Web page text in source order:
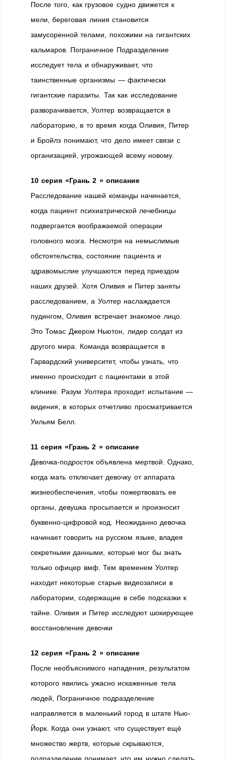
После того, как грузовое судно движется к
мели, береговая линия становится
замусоренной телами, похожими на гигантских
кальмаров. Пограничное Подразделение
исследует тела и обнаруживает, что
таинственные организмы — фактически
гигантские паразиты. Так как исследование
разворачивается, Уолтер возвращается в
лабораторию, в то время когда Оливия, Питер
и Бройлз понимают, что дело имеет связи с
организацией, угрожающей всему новому.
10 серия «Грань 2 » описание
Расследование нашей команды начинается,
когда пациент психиатрической лечебницы
подвергается воображаемой операции
головного мозга. Несмотря на немыслимые
обстоятельства, состояние пациента и
здравомыслие улучшаются перед приездом
наших друзей. Хотя Оливия и Питер заняты
расследованием, а Уолтер наслаждается
пудингом, Оливия встречает знакомое лицо.
Это Томас Джером Ньютон, лидер солдат из
другого мира. Команда возвращается в
Гарвардский университет, чтобы узнать, что
именно происходит с пациентами в этой
клинике. Разум Уолтера проходит испытание —
видения, в которых отчетливо просматривается
Уильям Белл.
11 серия «Грань 2 » описание
Девочка-подросток объявлена мертвой. Однако,
когда мать отключает девочку от аппарата
жизнеобеспечения, чтобы пожертвовать ее
органы, девушка просыпается и произносит
буквенно-цифровой код. Неожиданно девочка
начинает говорить на русском языке, владея
секретными данными, которые мог бы знать
только офицер вмф. Тем временем Уолтер
находит некоторые старые видеозаписи в
лаборатории, содержащие в себе подсказки к
тайне. Оливия и Питер исследуют шокирующее
восстановление девочки
12 серия «Грань 2 » описание
После необъяснимого нападения, результатом
которого явились ужасно искаженные тела
людей, Пограничное подразделение
направляется в маленький город в штате Нью-
Йорк. Когда они узнают, что существует ещё
множество жертв, которые скрываются,